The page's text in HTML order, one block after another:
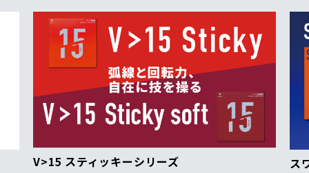
V>15 スティッキーシリーズ ス